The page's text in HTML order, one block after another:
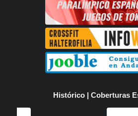
Histórico | Coberturas